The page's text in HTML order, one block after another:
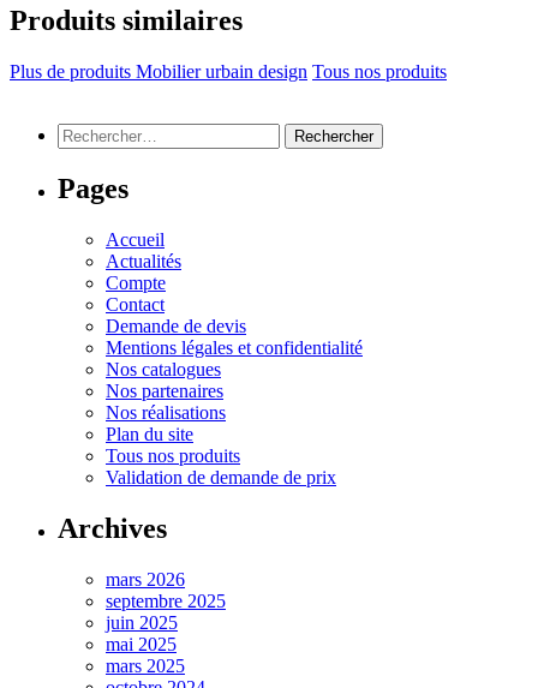
Produits similaires
Plus de produits Mobilier urbain design Tous nos produits
Rechercher :
Pages
Accueil
Actualités
Compte
Contact
Demande de devis
Mentions légales et confidentialité
Nos catalogues
Nos partenaires
Nos réalisations
Plan du site
Tous nos produits
Validation de demande de prix
Archives
mars 2026
septembre 2025
juin 2025
mai 2025
mars 2025